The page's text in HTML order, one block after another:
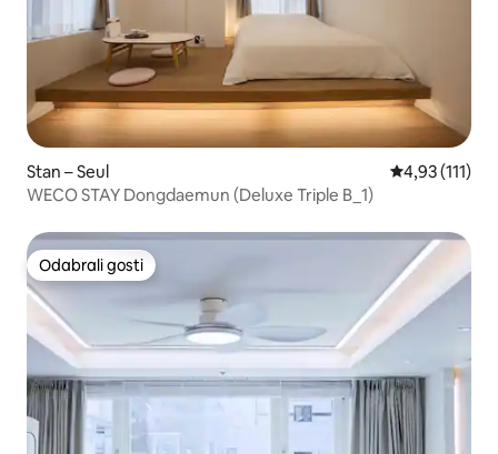
Stan – Seul Prosječna
4,93 (111)
WECO STAY Dongdaemun (Deluxe Triple B_1)
Odabrali gosti
Odabrali gosti